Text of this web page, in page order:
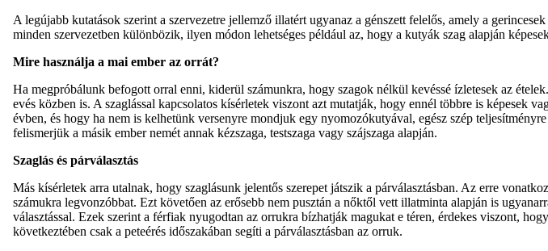
A legújabb kutatások szerint a szervezetre jellemző illatért ugyanaz a génszett felelős, amely a
minden szervezetben különbözik, ilyen módon lehetséges például az, hogy a kutyák szag alapján
Mire használja a mai ember az orrát?
Ha megpróbálunk befogott orral enni, kiderül számunkra, hogy szagok nélkül kevéssé ízletesek az
evés közben is. A szaglással kapcsolatos kísérletek viszont azt mutatják, hogy ennél többre is képesek
évben, és hogy ha nem is kelhetünk versenyre mondjuk egy nyomozókutyával, egész szép
felismerjük a másik ember nemét annak kézszaga, testszaga vagy szájszaga alapján.
Szaglás és párválasztás
Más kísérletek arra utalnak, hogy szaglásunk jelentős szerepet játszik a párválasztásban. Az erre
számukra legvonzóbbat. Ezt követően az erősebb nem pusztán a nőktől vett illatminta alapján is
választással. Ezek szerint a férfiak nyugodtan az orrukra bízhatják magukat e téren, érdekes viszont,
következtében csak a peteérés időszakában segíti a párválasztásban az orruk.